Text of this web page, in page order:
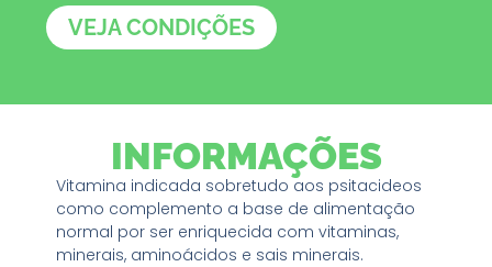
VEJA CONDIÇÕES
INFORMAÇÕES
Vitamina indicada sobretudo aos psitacideos
como complemento a base de alimentação
normal por ser enriquecida com vitaminas,
minerais, aminoácidos e sais minerais.